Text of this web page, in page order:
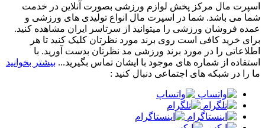
اسپرت مال مرکز پخش لوازم ورزشی بصورت آنلاین در خدمت
شما می باشد. شما در اسپرت مال انواع تولیدی های ورزشی و
عمده فروشان ورزشی را میتوانید از سرتاسر ایران مشاهده کنید.
برای خرید کافی است روی برند مورد نظرتان کلیک کنید تا هر
اطلاعاتی را در مورد برند ورزشی مد نظرتان بدست آورید. با
استفاده از شماره های موجود با ایشان تماس بگیرید... بیشتر بخوانید
ما را در شبکه های اجتماعی دنبال کنید :